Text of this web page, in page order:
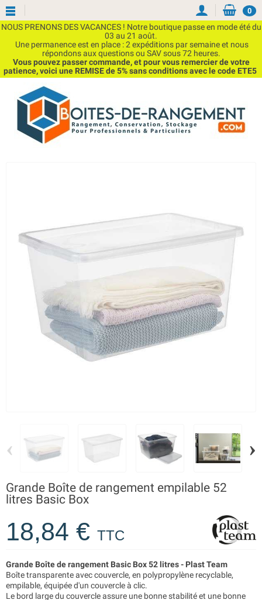
NOUS PRENONS DES VACANCES ! Notre boutique passe en mode été du
03 au 21 août.
Une permanence est en place : 2 expéditions par semaine et nous
répondons aux questions ou SAV sous 72 heures.
Vous pouvez passer commande, et pour vous remercier de votre
patience, voici une REMISE de 5% sans conditions avec le code ETE5
0
‹ ›
Grande Boîte de rangement empilable 52
litres Basic Box
18,84 € TTC
Grande Boîte de rangement Basic Box 52 litres - Plast Team
Boîte transparente avec couvercle, en polypropylène recyclable,
empilable, équipée d'un couvercle à clic.
Le bord large du couvercle assure une bonne stabilité et une bonne